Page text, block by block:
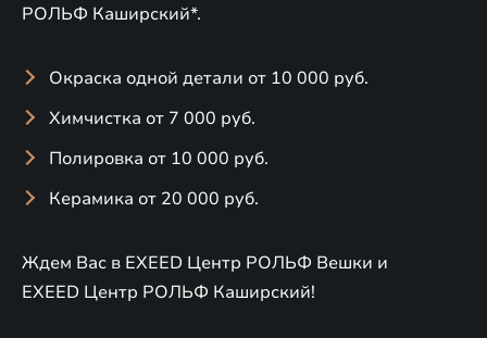
РОЛЬФ Каширский*.
Окраска одной детали от 10 000 руб.
Химчистка от 7 000 руб.
Полировка от 10 000 руб.
Керамика от 20 000 руб.
Ждем Вас в EXEED Центр РОЛЬФ Вешки и
EXEED Центр РОЛЬФ Каширский!